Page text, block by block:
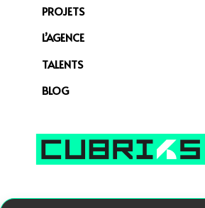
PROJETS
L’AGENCE
TALENTS
BLOG